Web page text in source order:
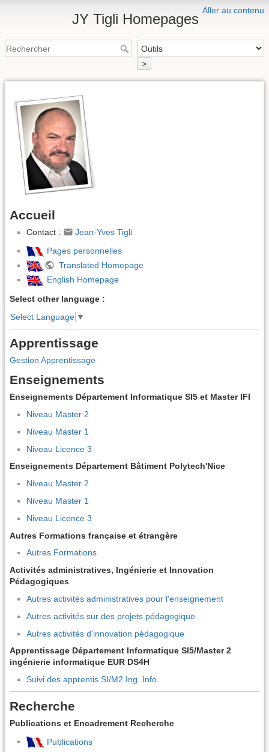
Aller au contenu
JY Tigli Homepages
>
Accueil
Contact :
Jean-Yves Tigli
Pages personnelles
Translated Homepage
English Homepage
Select other language :
Select Language ▼
Apprentissage
Gestion Apprentissage
Enseignements
Enseignements Département Informatique SI5 et Master IFI
Niveau Master 2
Niveau Master 1
Niveau Licence 3
Enseignements Département Bâtiment Polytech'Nice
Niveau Master 2
Niveau Master 1
Niveau Licence 3
Autres Formations française et étrangère
Autres Formations
Activités administratives, Ingénierie et Innovation
Pédagogiques
Autres activités administratives pour l'enseignement
Autres activités sur des projets pédagogique
Autres activités d'innovation pédagogique
Apprentissage Département Informatique SI5/Master 2
ingénierie informatique EUR DS4H
Suivi des apprentis SI/M2 Ing. Info.
Recherche
Publications et Encadrement Recherche
Publications